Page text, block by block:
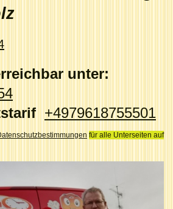
unter:
+4979618755501
für alle Unterseiten auf